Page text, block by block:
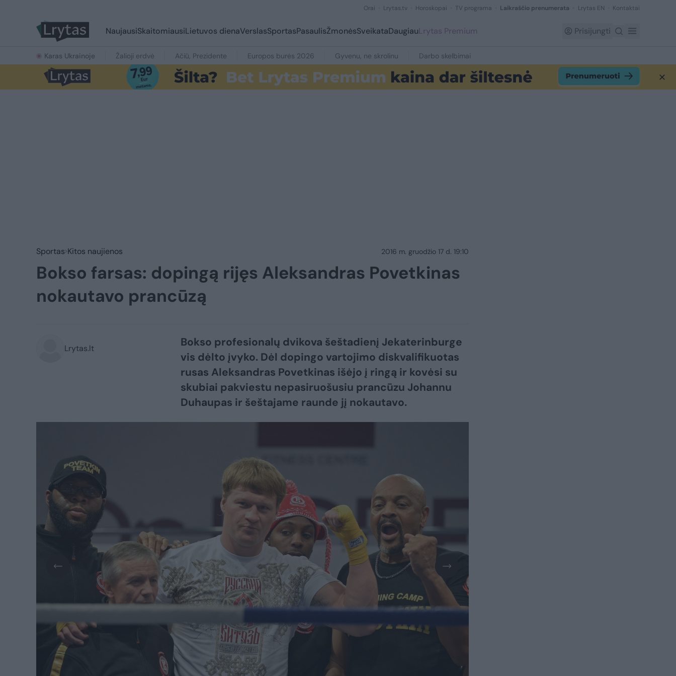
Orai Lrytas.tv Horoskopai TV programa Laikraščio prenumerata Lrytas EN Kontaktai
NaujausiSkaitomiausiLietuvos dienaVerslasSportasPasaulisŽmonėsSveikataDaugiauLrytas Premium Prisijungti
Karas Ukrainoje Žalioji erdvė Ačiū, Prezidente Europos burės 2026 Gyvenu, ne skrolinu Darbo skelbimai
Sportas Kitos naujienos 2016 m. gruodžio 17 d. 19:10
Bokso farsas: dopingą rijęs Aleksandras Povetkinas
nokautavo prancūzą
Lrytas.lt
Bokso profesionalų dvikova šeštadienį Jekaterinburge
vis dėlto įvyko. Dėl dopingo vartojimo diskvalifikuotas
rusas Aleksandras Povetkinas išėjo į ringą ir kovėsi su
skubiai pakviestu nepasiruošusiu prancūzu Johannu
Duhaupas ir šeštajame raunde jį nokautavo.